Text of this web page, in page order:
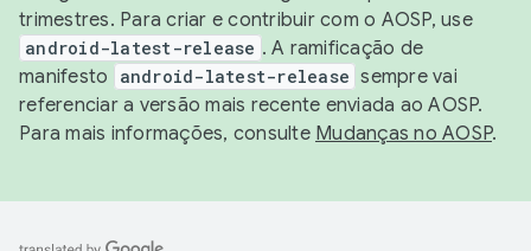
trimestres. Para criar e contribuir com o AOSP, use
android-latest-release . A ramificação de
manifesto
android-latest-release sempre vai
referenciar a versão mais recente enviada ao AOSP.
Para mais informações, consulte Mudanças no AOSP.